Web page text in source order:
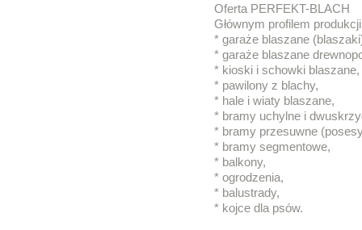
Oferta PERFEKT-BLACH
Głównym profilem
* garaże blaszane
* garaże blaszane
* kioski i schowki blaszane,
* pawilony z blachy,
* hale i wiaty blaszane,
* bramy uchylne i
* bramy przesuwne
* bramy segmentowe,
* balkony,
* ogrodzenia,
* balustrady,
* kojce dla psów.